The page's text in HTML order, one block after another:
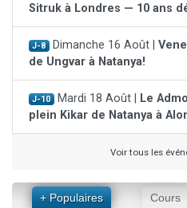
Sitruk à Londres — 10 ans
J-8 Dimanche 16 Août |
de Ungvar à Natanya!
J-10 Mardi 18 Août |
Le
plein Kikar de Natanya à
Voir tous les
+ Populaires Cours